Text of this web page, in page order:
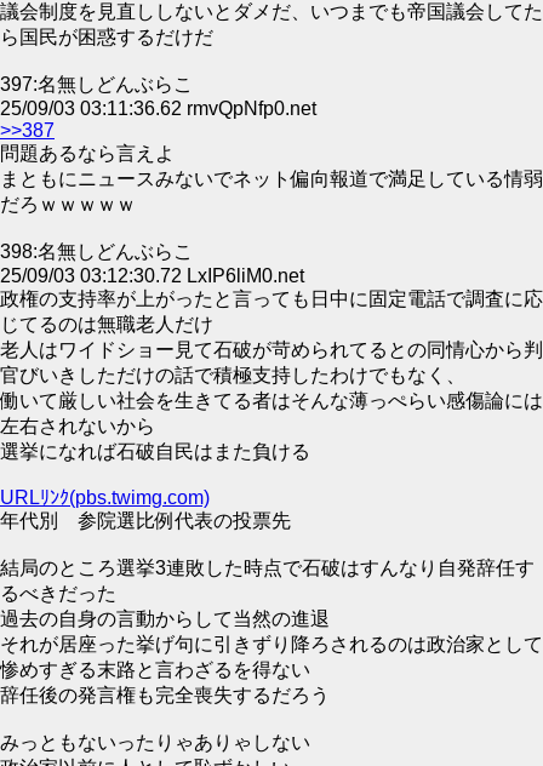
議会制度を見直ししないとダメだ、いつまでも帝国議会してた
ら国民が困惑するだけだ
397:名無しどんぶらこ
25/09/03 03:11:36.62 rmvQpNfp0.net
>>387
問題あるなら言えよ
まともにニュースみないでネット偏向報道で満足している情弱
だろｗｗｗｗｗ
398:名無しどんぶらこ
25/09/03 03:12:30.72 LxIP6liM0.net
政権の支持率が上がったと言っても日中に固定電話で調査に応
じてるのは無職老人だけ
老人はワイドショー見て石破が苛められてるとの同情心から判
官びいきしただけの話で積極支持したわけでもなく、
働いて厳しい社会を生きてる者はそんな薄っぺらい感傷論には
左右されないから
選挙になれば石破自民はまた負ける
URLﾘﾝｸ(pbs.twimg.com)
年代別 参院選比例代表の投票先
結局のところ選挙3連敗した時点で石破はすんなり自発辞任す
るべきだった
過去の自身の言動からして当然の進退
それが居座った挙げ句に引きずり降ろされるのは政治家として
惨めすぎる末路と言わざるを得ない
辞任後の発言権も完全喪失するだろう
みっともないったりゃありゃしない